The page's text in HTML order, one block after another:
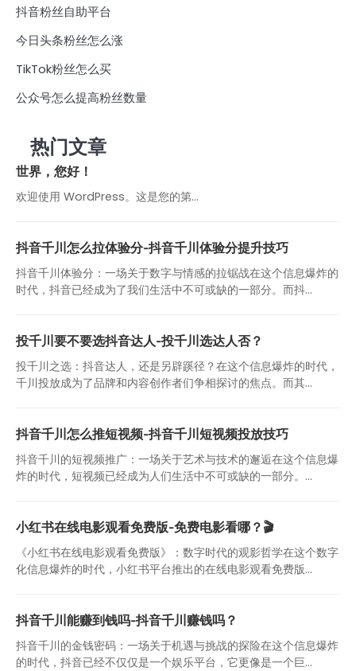
抖音粉丝自助平台
今日头条粉丝怎么涨
TikTok粉丝怎么买
公众号怎么提高粉丝数量
热门文章
世界，您好！
欢迎使用 WordPress。这是您的第…
抖音千川怎么拉体验分-抖音千川体验分提升技巧
抖音千川体验分：一场关于数字与情感的拉锯战在这个信息爆炸的
时代，抖音已经成为了我们生活中不可或缺的一部分。而抖...
投千川要不要选抖音达人-投千川选达人否？
投千川之选：抖音达人，还是另辟蹊径？在这个信息爆炸的时代，
千川投放成为了品牌和内容创作者们争相探讨的焦点。而其...
抖音千川怎么推短视频-抖音千川短视频投放技巧
抖音千川的短视频推广：一场关于艺术与技术的邂逅在这个信息爆
炸的时代，短视频已经成为人们生活中不可或缺的一部分。...
小红书在线电影观看免费版-免费电影看哪？🎬
《小红书在线电影观看免费版》：数字时代的观影哲学在这个数字
化信息爆炸的时代，小红书平台推出的在线电影观看免费版...
抖音千川能赚到钱吗-抖音千川赚钱吗？
抖音千川的金钱密码：一场关于机遇与挑战的探险在这个信息爆炸
的时代，抖音已经不仅仅是一个娱乐平台，它更像是一个巨...